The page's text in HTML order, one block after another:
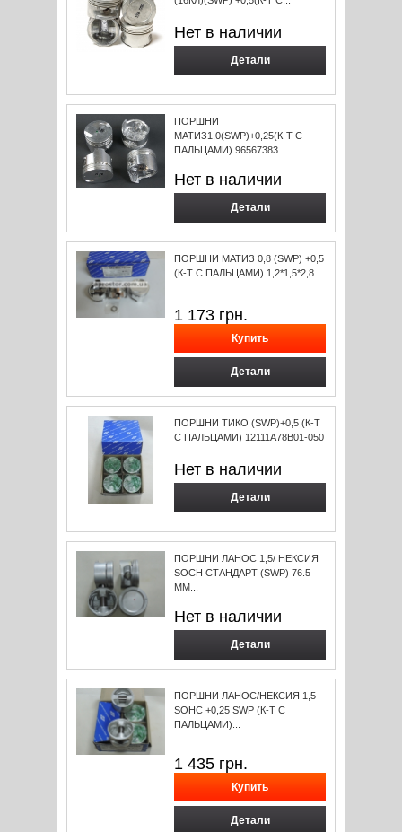
Нет в наличии
Детали
ПОРШНИ
МАТИЗ1,0(SWP)+0,25(К-Т С
ПАЛЬЦАМИ) 96567383
Нет в наличии
Детали
ПОРШНИ МАТИЗ 0,8 (SWP) +0,5
(К-Т С ПАЛЬЦАМИ) 1,2*1,5*2,8...
1 173 грн.
Детали
ПОРШНИ ТИКО (SWP)+0,5 (К-Т
С ПАЛЬЦАМИ) 12111A78B01-050
Нет в наличии
Детали
ПОРШНИ ЛАНОС 1,5/ НЕКСИЯ
SOCH СТАНДАРТ (SWP) 76.5
ММ...
Нет в наличии
Детали
ПОРШНИ ЛАНОС/НЕКСИЯ 1,5
SOHC +0,25 SWP (К-Т С
ПАЛЬЦАМИ)...
1 435 грн.
Детали